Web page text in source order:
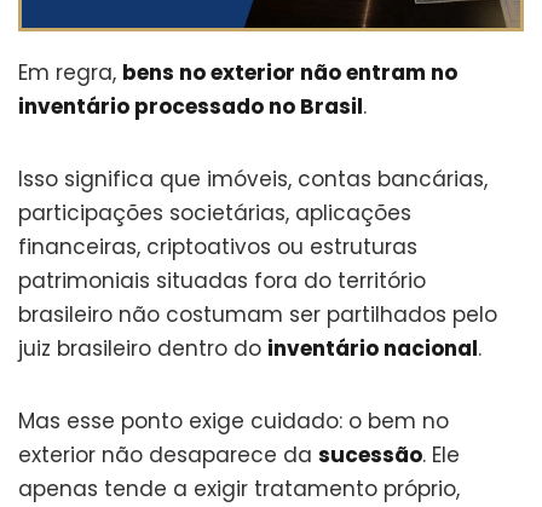
Em regra, bens no exterior não entram no
inventário processado no Brasil.
Isso significa que imóveis, contas bancárias,
participações societárias, aplicações
financeiras, criptoativos ou estruturas
patrimoniais situadas fora do território
brasileiro não costumam ser partilhados pelo
juiz brasileiro dentro do inventário nacional.
Mas esse ponto exige cuidado: o bem no
exterior não desaparece da sucessão. Ele
apenas tende a exigir tratamento próprio,